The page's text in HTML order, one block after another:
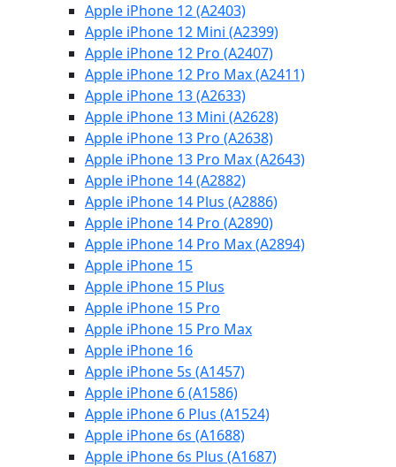
Apple iPhone 12 (A2403)
Apple iPhone 12 Mini (A2399)
Apple iPhone 12 Pro (A2407)
Apple iPhone 12 Pro Max (A2411)
Apple iPhone 13 (A2633)
Apple iPhone 13 Mini (A2628)
Apple iPhone 13 Pro (A2638)
Apple iPhone 13 Pro Max (A2643)
Apple iPhone 14 (A2882)
Apple iPhone 14 Plus (A2886)
Apple iPhone 14 Pro (A2890)
Apple iPhone 14 Pro Max (A2894)
Apple iPhone 15
Apple iPhone 15 Plus
Apple iPhone 15 Pro
Apple iPhone 15 Pro Max
Apple iPhone 16
Apple iPhone 5s (A1457)
Apple iPhone 6 (A1586)
Apple iPhone 6 Plus (A1524)
Apple iPhone 6s (A1688)
Apple iPhone 6s Plus (A1687)